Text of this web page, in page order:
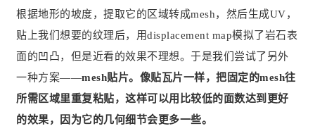
根据地形的坡度，提取它的区域转成mesh，然后生成UV，
贴上我们想要的纹理后，用displacement map模拟了岩石表
面的凹凸，但是近看的效果不理想。于是我们尝试了另外
一种方案——mesh贴片。像贴瓦片一样，把固定的mesh往
所需区域里重复粘贴，这样可以用比较低的面数达到更好
的效果，因为它的几何细节会更多一些。